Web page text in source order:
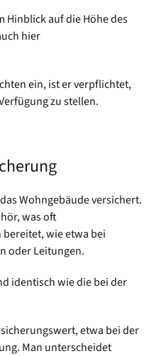
Hinblick auf die Höhe des
hier
ein, ist er verpflichtet,
zu stellen.
Wohngebäude versichert.
was oft
wie etwa bei
oder Leitungen.
identisch wie die bei der
etwa bei der
Man unterscheidet